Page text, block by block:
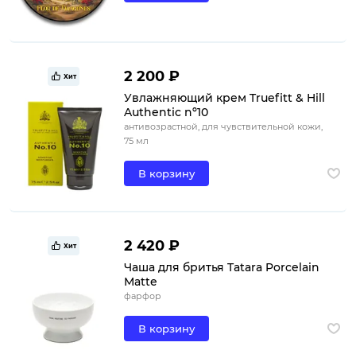
Хит 2 200 ₽
Увлажняющий крем Truefitt & Hill
Authentic nº10
антивозрастной, для чувствительной кожи,
75 мл
В корзину
Хит 2 420 ₽
Чаша для бритья Tatara Porcelain
Matte
фарфор
В корзину